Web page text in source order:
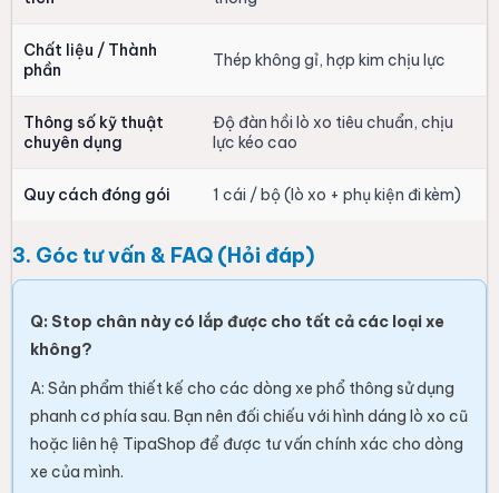
Chất liệu / Thành
phần
Thép không gỉ, hợp kim chịu lực
Thông số kỹ thuật
chuyên dụng
Độ đàn hồi lò xo tiêu chuẩn, chịu
lực kéo cao
Quy cách đóng gói 1 cái / bộ (lò xo + phụ kiện đi kèm)
3. Góc tư vấn & FAQ (Hỏi đáp)
Q: Stop chân này có lắp được cho tất cả các loại xe
không?
A: Sản phẩm thiết kế cho các dòng xe phổ thông sử dụng
phanh cơ phía sau. Bạn nên đối chiếu với hình dáng lò xo cũ
hoặc liên hệ TipaShop để được tư vấn chính xác cho dòng
xe của mình.